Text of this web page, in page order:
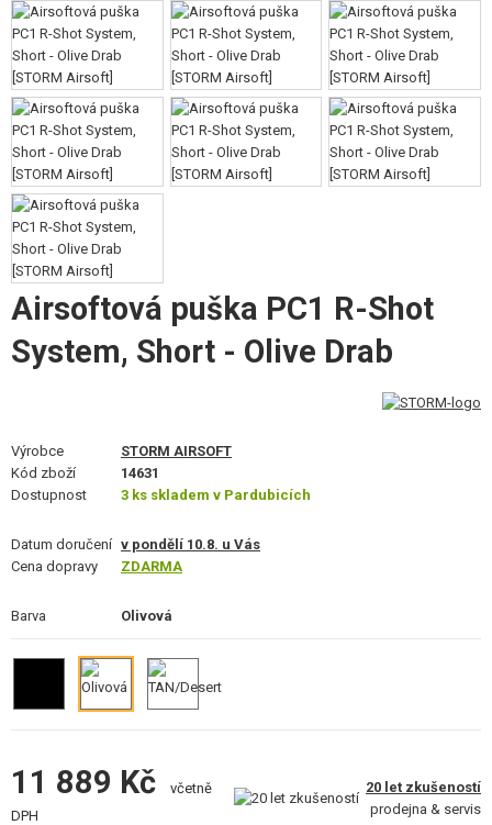
DOPLŇKY KE ZBRANÍM, POPRUHY
NÁHRADNÍ DÍLY, UPGRADE
SERVIS A ÚDRŽBA ZBRANÍ
SEBEOBRANA, VÝCVIK, NOŽE
TERČE, STŘELNICE
OUTDOOR A BUSHCRAFT
POŠKOZENÉ, POUŽITÉ ZBOŽÍ
Airsoftová puška PC1 R-Shot
System, Short - Olive Drab
Výrobce
STORM AIRSOFT
Kód zboží
14631
Dostupnost
3 ks skladem v Pardubicích
Datum doručení v pondělí 10.8. u Vás
Cena dopravy
ZDARMA
Barva Olivová
11 889 Kč
včetně
DPH
20 let zkušeností
prodejna & servis